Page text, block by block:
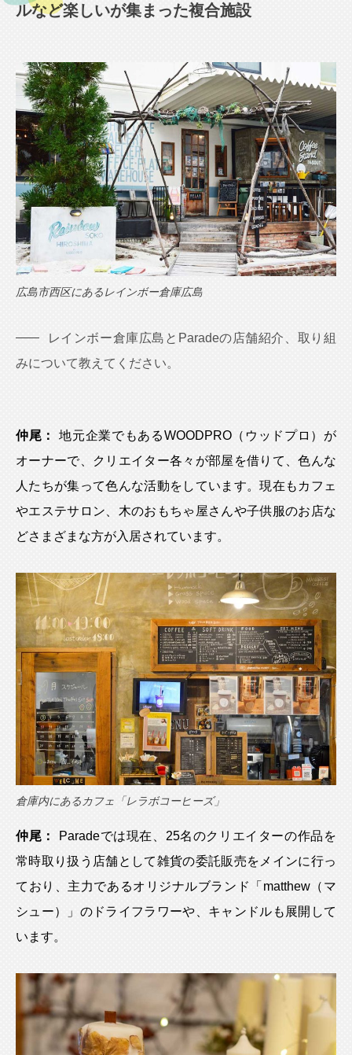
ルなど楽しいが集まった複合施設
広島市西区にあるレインボー倉庫広島
レインボー倉庫広島とParadeの店舗紹介、取り組
みについて教えてください。
仲尾：
地元企業でもあるWOODPRO（ウッドプロ）が
オーナーで、クリエイター各々が部屋を借りて、色んな
人たちが集って色んな活動をしています。現在もカフェ
やエステサロン、木のおもちゃ屋さんや子供服のお店な
どさまざまな方が入居されています。
倉庫内にあるカフェ「レラボコーヒーズ」
仲尾：
Paradeでは現在、25名のクリエイターの作品を
常時取り扱う店舗として雑貨の委託販売をメインに行っ
ており、主力であるオリジナルブランド「matthew（マ
シュー）」のドライフラワーや、キャンドルも展開して
います。